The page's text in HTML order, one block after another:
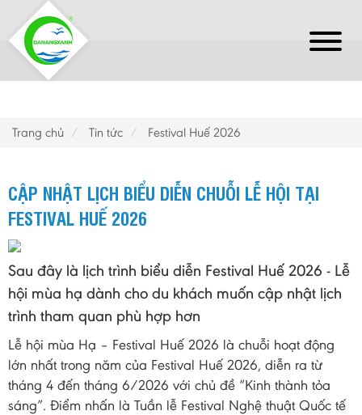
Trang chủ Tin tức Festival Huế 2026
CẬP NHẬT LỊCH BIỂU DIỄN CHUỖI LỄ HỘI TẠI
FESTIVAL HUẾ 2026
Sau đây là lịch trình biểu diễn Festival Huế 2026 - Lễ
hội mùa hạ dành cho du khách muốn cập nhật lịch
trình tham quan phù hợp hơn
Lễ hội mùa Hạ – Festival Huế 2026 là chuỗi hoạt động
lớn nhất trong năm của Festival Huế 2026, diễn ra từ
tháng 4 đến tháng 6/2026 với chủ đề “Kinh thành tỏa
sáng”. Điểm nhấn là Tuần lễ Festival Nghệ thuật Quốc tế